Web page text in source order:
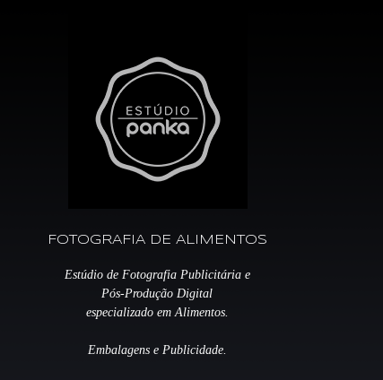
FOTOGRAFIA DE ALIMENTOS
Estúdio de Fotografia Publicitária e
Pós-Produção Digital
especializado em Alimentos.
Embalagens e Publicidade.